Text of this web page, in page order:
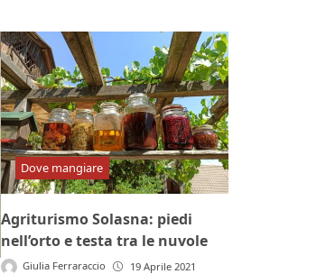
Dove mangiare
Agriturismo Solasna: piedi
nell’orto e testa tra le nuvole
Giulia Ferraraccio 19 Aprile 2021